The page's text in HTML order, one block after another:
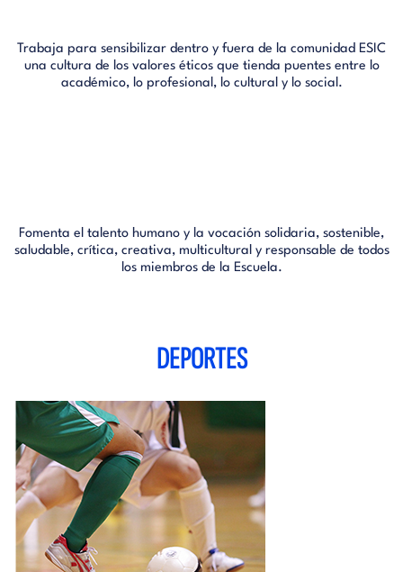
Trabaja para sensibilizar dentro y fuera de la comunidad ESIC
una cultura de los valores éticos que tienda puentes entre lo
académico, lo profesional, lo cultural y lo social.
Fomenta el talento humano y la vocación solidaria, sostenible,
saludable, crítica, creativa, multicultural y responsable de todos
los miembros de la Escuela.
DEPORTES